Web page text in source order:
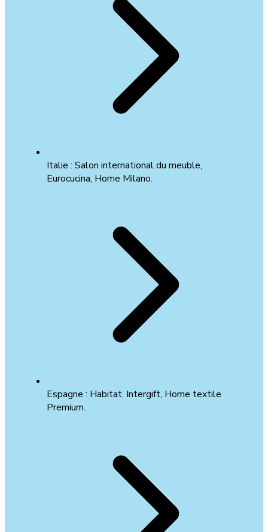
Italie : Salon international du meuble,
Eurocucina, Home Milano.
Espagne : Habitat, Intergift, Home textile
Premium.